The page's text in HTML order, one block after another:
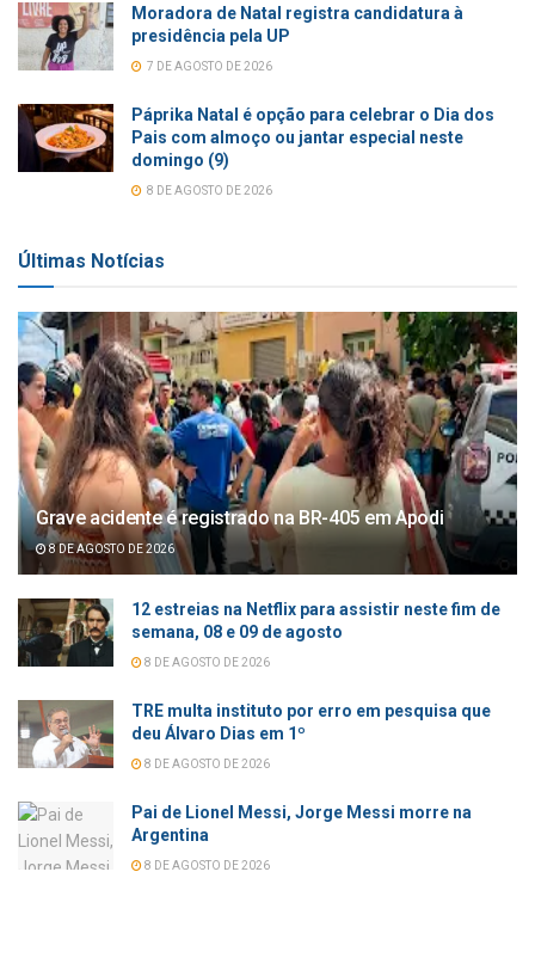
Moradora de Natal registra candidatura à
presidência pela UP
7 DE AGOSTO DE 2026
Páprika Natal é opção para celebrar o Dia dos
Pais com almoço ou jantar especial neste
domingo (9)
8 DE AGOSTO DE 2026
Últimas Notícias
Grave acidente é registrado na BR-405 em Apodi
8 DE AGOSTO DE 2026
12 estreias na Netflix para assistir neste fim de
semana, 08 e 09 de agosto
8 DE AGOSTO DE 2026
TRE multa instituto por erro em pesquisa que
deu Álvaro Dias em 1º
8 DE AGOSTO DE 2026
Pai de Lionel Messi, Jorge Messi morre na
Argentina
8 DE AGOSTO DE 2026